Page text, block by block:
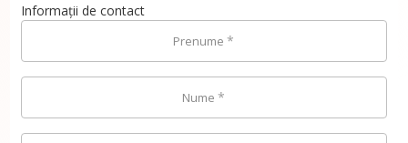
Informații de contact
Prenume *
Nume *